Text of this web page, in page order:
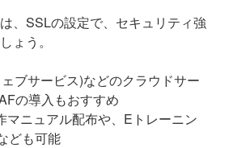
、SSLの設定で、セキュリティ強
ょう。
ブサービス)などのクラウドサー
の導入もおすすめ
マニュアル配布や、Eトレーニン
ども可能